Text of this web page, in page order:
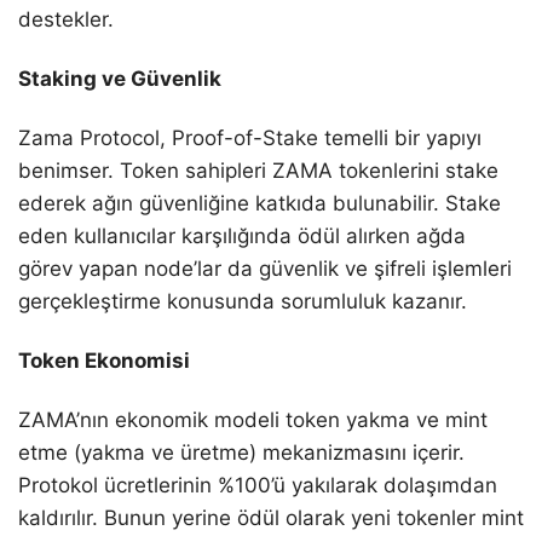
destekler.
Staking ve Güvenlik
Zama Protocol, Proof-of-Stake temelli bir yapıyı
benimser. Token sahipleri ZAMA tokenlerini stake
ederek ağın güvenliğine katkıda bulunabilir. Stake
eden kullanıcılar karşılığında ödül alırken ağda
görev yapan node’lar da güvenlik ve şifreli işlemleri
gerçekleştirme konusunda sorumluluk kazanır.
Token Ekonomisi
ZAMA’nın ekonomik modeli token yakma ve mint
etme (yakma ve üretme) mekanizmasını içerir.
Protokol ücretlerinin %100’ü yakılarak dolaşımdan
kaldırılır. Bunun yerine ödül olarak yeni tokenler mint